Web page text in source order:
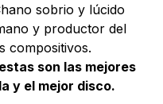
sobrio y lúcido
y productor del
compositivos.
son las mejores
y el mejor disco.